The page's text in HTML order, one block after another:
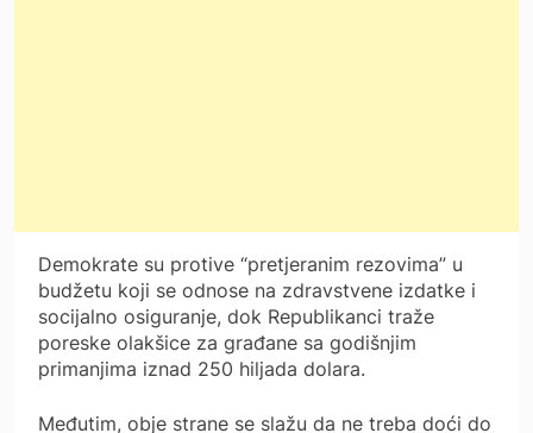
Demokrate su protive “pretjeranim rezovima” u
budžetu koji se odnose na zdravstvene izdatke i
socijalno osiguranje, dok Republikanci traže
poreske olakšice za građane sa godišnjim
primanjima iznad 250 hiljada dolara.
Međutim, obje strane se slažu da ne treba doći do